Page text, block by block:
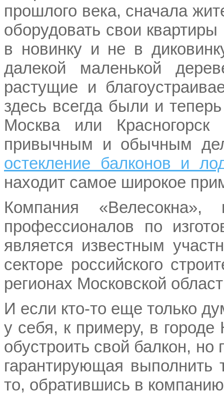
прошлого века, сначала
оборудовать свои
в новинку и не в
далекой маленькой
растущие и
здесь всегда были и
Москва или
привычным и обычным
остекление балконов и
находит самое широкое
Компания
профессионалов по
является известным
секторе российского
регионах Московской
И если кто-то еще только
у себя, к примеру, в
обустроить свой балкон,
гарантирующая выполнить
то, обратившись в